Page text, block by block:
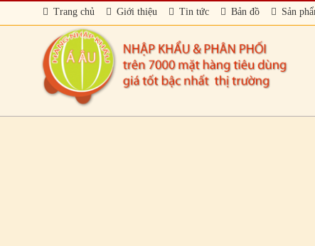
Trang chủ Giới thiệu Tin tức Bản đồ Sản